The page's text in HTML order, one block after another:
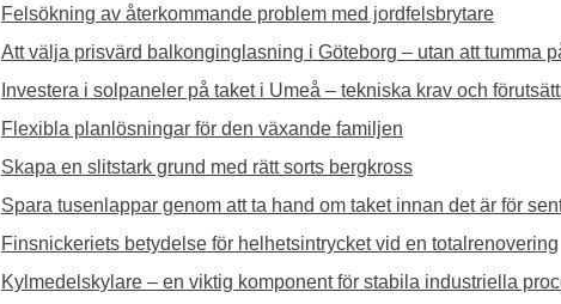
Felsökning av återkommande problem med jordfelsbrytare
Att välja prisvärd balkonginglasning i Göteborg – utan att tumma
Investera i solpaneler på taket i Umeå – tekniska krav och
Flexibla planlösningar för den växande familjen
Skapa en slitstark grund med rätt sorts bergkross
Spara tusenlappar genom att ta hand om taket innan det är för
Finsnickeriets betydelse för helhetsintrycket vid en totalrenovering
Kylmedelskylare – en viktig komponent för stabila industriella